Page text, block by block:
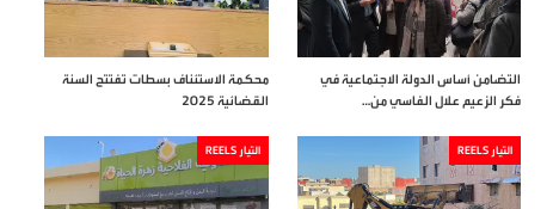
التضامن أساس الدولة الاجتماعية في
فكر الزعيم علال الفاسي من…
محكمة الاستئناف بسطات تفتتح السنة
القضائية 2025
التيار REELS التيار REELS